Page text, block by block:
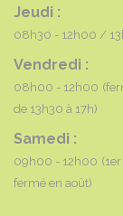
Jeudi :
08h30 - 12h00
Vendredi :
08h00 - 12h00
de 13h30 à 17h)
Samedi :
09h00 - 12h00
fermé en août)